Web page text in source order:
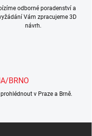
odborné poradenství a
Vám zpracujeme 3D
návrh.
BRNO
v Praze a Brně.